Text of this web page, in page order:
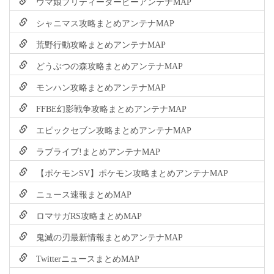
シャニマス攻略まとめアンテナMAP
荒野行動攻略まとめアンテナMAP
どうぶつの森攻略まとめアンテナMAP
モンハン攻略まとめアンテナMAP
FFBE幻影戦争攻略まとめアンテナMAP
エピックセブン攻略まとめアンテナMAP
ラブライブ!まとめアンテナMAP
【ポケモンSV】ポケモン攻略まとめアンテナMAP
ニュース速報まとめMAP
ロマサガRS攻略まとめMAP
鬼滅の刃最新情報まとめアンテナMAP
TwitterニュースまとめMAP